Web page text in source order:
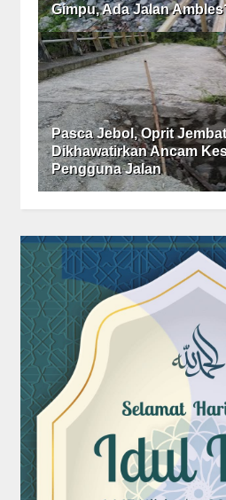
Gimpu, Ada Jalan
Pasca Jebol, Oprit
Dikhawatirkan Ancam
Pengguna Jalan